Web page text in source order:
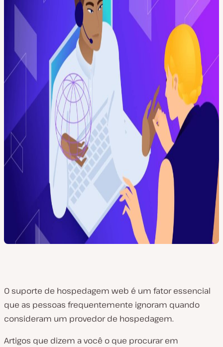
O suporte de hospedagem web é um fator essencial
que as pessoas frequentemente ignoram quando
consideram um provedor de hospedagem.
Artigos que dizem a você o que procurar em